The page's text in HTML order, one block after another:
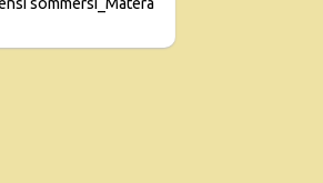
sommersi_Matera